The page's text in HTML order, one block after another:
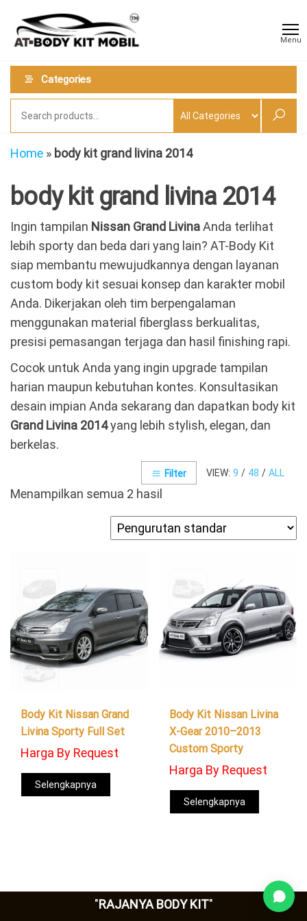
the
content
Kit
Mobil
Menu
Categories
Home » body kit grand livina 2014
body kit grand livina 2014
Ingin tampilan Nissan Grand LivinaAnda terlihat
lebih sporty dan beda dari yang lain? AT-Body Kit
siap membantu mewujudkannya dengan layanan
custom body kit sesuai konsep dan karakter mobil
Anda. Dikerjakan oleh tim berpengalaman
menggunakan material fiberglass berkualitas,
presisi pemasangan terjaga dan hasil finishing rapi.
Cocok untuk Anda yang ingin upgrade tampilan
harian maupun kebutuhan kontes. Konsultasikan
desain impian Anda sekarang dan dapatkan body kit
Grand Livina 2014yang lebih stylish, elegan, dan
berkelas.
VIEW: 9 / 48 / ALL
Filter
Menampilkan semua 2 hasil
Body Kit Nissan Grand
Livina Sporty Full Set
Harga By Request
Selengkapnya
Body Kit Nissan Livina
X-Gear 2010–2013
Custom Sporty
Harga By Request
Selengkapnya
"RAJANYA BODY KIT"